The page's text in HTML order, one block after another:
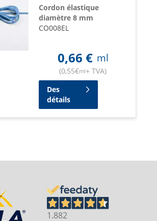
Cordon élastique
diamètre 8 mm
CO008EL
0,66 € ml
(0,55€ml+ TVA)
Des
détails
1.882